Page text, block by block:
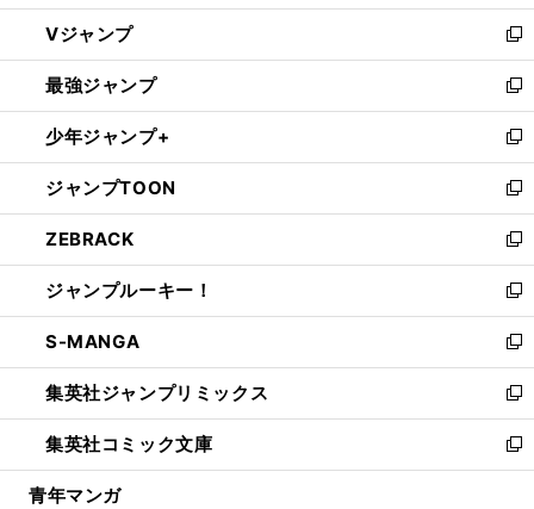
ウ
ィ
ン
ド
ウ
で
開
く
し
い
ウ
ィ
ン
ド
ウ
で
開
く
Vジャンプ
新
し
い
ウ
ィ
ン
ド
ウ
で
開
く
最強ジャンプ
新
し
い
ウ
ィ
ン
ド
ウ
で
開
く
少年ジャンプ+
新
し
い
ウ
ィ
ン
ド
ウ
で
開
く
ジャンプTOON
新
し
い
ウ
ィ
ン
ド
ウ
で
開
く
ZEBRACK
新
し
い
ウ
ィ
ン
ド
ウ
で
開
ジャンプルーキー！
新
し
い
ウ
ィ
ン
ド
ウ
S-MANGA
新
し
い
ウ
ィ
ン
集英社ジャンプリミックス
新
し
い
ウ
集英社コミック文庫
新
し
青年マンガ